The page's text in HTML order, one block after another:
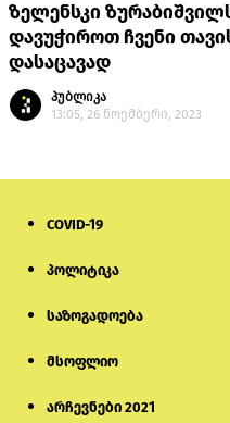
ზელენსკი
დავუჭიროთ ჩვენი
დასაცავად
პუბლიკა
13:05, 26 ნოემბერი, 2023
COVID-19
პოლიტიკა
საზოგადოება
მსოფლიო
არჩევნები 2021